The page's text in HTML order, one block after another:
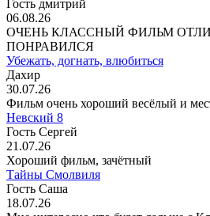
Гость дмитрий
06.08.26
ОЧЕНЬ КЛАССНЫЙ ФИЛЬМ
ПОНРАВИЛСЯ
Убежать, догнать, влюбиться
Дахир
30.07.26
Фильм очень хороший весёлый и
Невский 8
Гость Сергей
21.07.26
Хороший фильм, зачётный
Тайны Смолвиля
Гость Саша
18.07.26